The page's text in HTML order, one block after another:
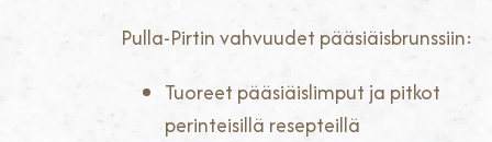
Pulla-Pirtin vahvuudet pääsiäisbrunssiin:
Tuoreet pääsiäislimput ja pitkot
perinteisillä resepteillä